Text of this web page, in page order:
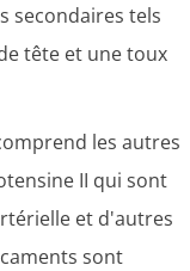
secondaires tels
tête et une toux
les autres
II qui sont
et d'autres
sont